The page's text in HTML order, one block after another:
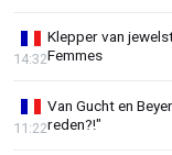
Klepper van
Femmes
14:32
Van Gucht en
reden?!"
11:22